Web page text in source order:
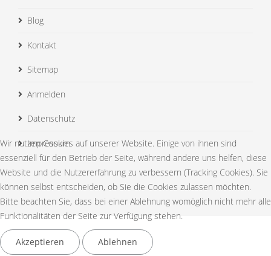
Blog
Kontakt
Sitemap
Anmelden
Datenschutz
Impressum
© 2015 Your Company. All Rights Reserved. Designed By
JoomShaper
Wir nutzen Cookies auf unserer Website. Einige von ihnen sind
essenziell für den Betrieb der Seite, während andere uns helfen, diese
Website und die Nutzererfahrung zu verbessern (Tracking Cookies). Sie
können selbst entscheiden, ob Sie die Cookies zulassen möchten.
Bitte beachten Sie, dass bei einer Ablehnung womöglich nicht mehr alle
Funktionalitäten der Seite zur Verfügung stehen.
Akzeptieren Ablehnen